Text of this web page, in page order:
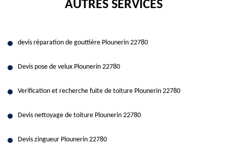
AUTRES SERVICES
devis réparation de gouttière Plounerin 22780
Devis pose de velux Plounerin 22780
Verification et recherche fuite de toiture Plounerin 22780
Devis nettoyage de toiture Plounerin 22780
Devis zingueur Plounerin 22780